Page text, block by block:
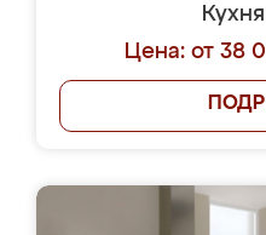
Цена: от 38